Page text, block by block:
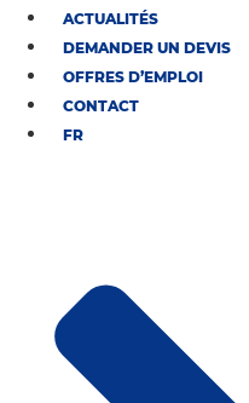
ACTUALITÉS
DEMANDER UN DEVIS
OFFRES D’EMPLOI
CONTACT
FR